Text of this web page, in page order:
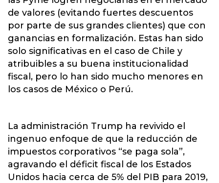
de valores (evitando fuertes descuentos
por parte de sus grandes clientes) que con
ganancias en formalización. Estas han sido
solo significativas en el caso de Chile y
atribuibles a su buena institucionalidad
fiscal, pero lo han sido mucho menores en
los casos de México o Perú.
La administración Trump ha revivido el
ingenuo enfoque de que la reducción de
impuestos corporativos “se paga sola”,
agravando el déficit fiscal de los Estados
Unidos hacia cerca de 5% del PIB para 2019,